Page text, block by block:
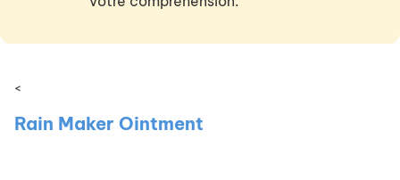
<
Rain Maker Ointment